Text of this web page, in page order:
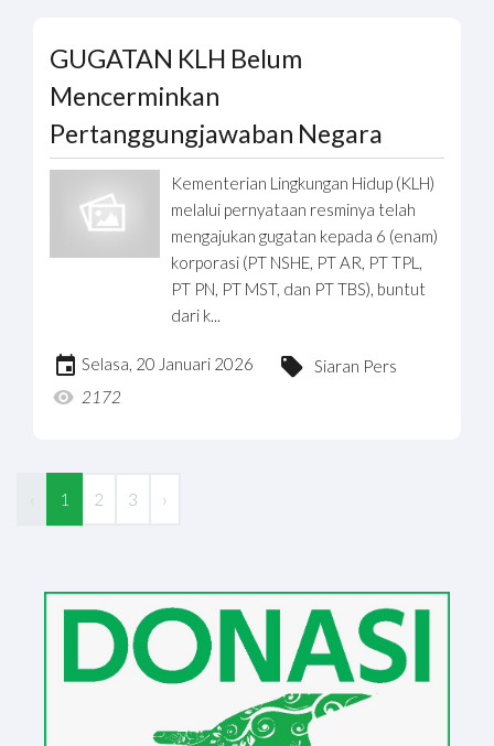
GUGATAN KLH Belum
Mencerminkan
Pertanggungjawaban Negara
Kementerian Lingkungan Hidup (KLH)
melalui pernyataan resminya telah
mengajukan gugatan kepada 6 (enam)
korporasi (PT NSHE, PT AR, PT TPL,
PT PN, PT MST, dan PT TBS), buntut
dari k...
Selasa, 20 Januari 2026
Siaran Pers
2172
1 2 3 ›